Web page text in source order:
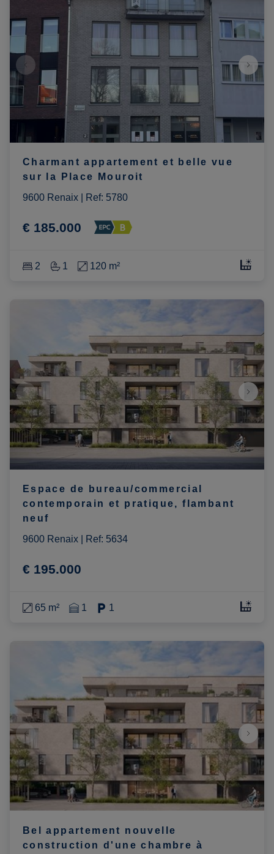
Charmant appartement et belle vue
sur la Place Mouroit
9600 Renaix
Ref: 5780
€ 185.000
2 1 120 m²
Espace de bureau/commercial
contemporain et pratique, flambant
neuf
9600 Renaix
Ref: 5634
€ 195.000
65 m² 1 1
Bel appartement nouvelle
construction d'une chambre à